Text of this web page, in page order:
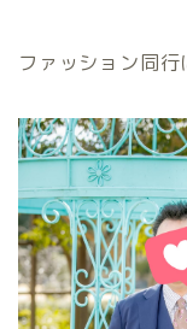
ファッション同